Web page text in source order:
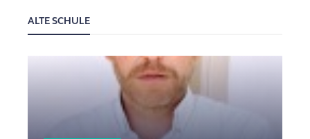
ALTE SCHULE